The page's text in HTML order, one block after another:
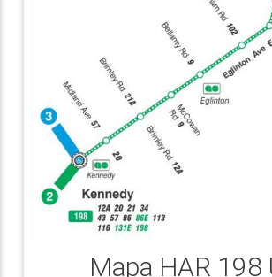
Mapa HAR 198